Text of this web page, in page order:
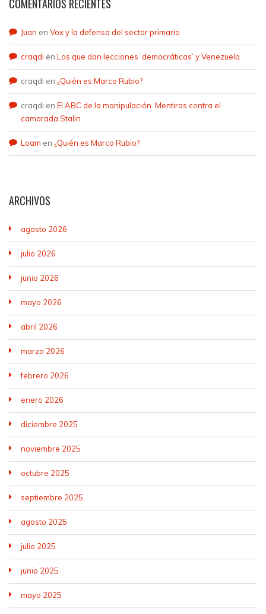
COMENTARIOS RECIENTES
Juan en Vox y la defensa del sector primario
craqdi en Los que dan lecciones ‘democráticas’ y Venezuela
craqdi en ¿Quién es Marco Rubio?
craqdi en El ABC de la manipulación. Mentiras contra el
camarada Stalin
Loam en ¿Quién es Marco Rubio?
ARCHIVOS
agosto 2026
julio 2026
junio 2026
mayo 2026
abril 2026
marzo 2026
febrero 2026
enero 2026
diciembre 2025
noviembre 2025
octubre 2025
septiembre 2025
agosto 2025
julio 2025
junio 2025
mayo 2025